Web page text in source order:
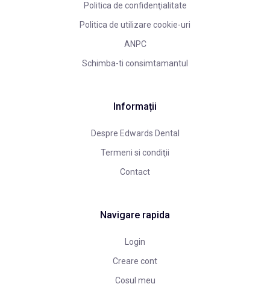
Politica de confidenţialitate
Politica de utilizare cookie-uri
ANPC
Schimba-ti consimtamantul
Informații
Despre Edwards Dental
Termeni si condiţii
Contact
Navigare rapida
Login
Creare cont
Cosul meu